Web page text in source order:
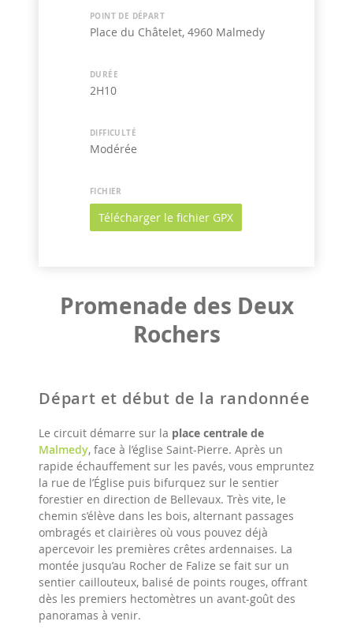
POINT DE DÉPART
Place du Châtelet, 4960 Malmedy
DURÉE
2H10
DIFFICULTÉ
Modérée
FICHIER
Télécharger le fichier GPX
Promenade des Deux
Rochers
Départ et début de la randonnée
Le circuit démarre sur la place centrale de
Malmedy, face à l’église Saint-Pierre. Après un
rapide échauffement sur les pavés, vous empruntez
la rue de l’Église puis bifurquez sur le sentier
forestier en direction de Bellevaux. Très vite, le
chemin s’élève dans les bois, alternant passages
ombragés et clairières où vous pouvez déjà
apercevoir les premières crêtes ardennaises. La
montée jusqu’au Rocher de Falize se fait sur un
sentier caillouteux, balisé de points rouges, offrant
dès les premiers hectomètres un avant-goût des
panoramas à venir.